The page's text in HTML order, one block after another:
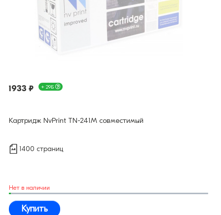
1933 ₽ + 29Б
Картридж NvPrint TN-241M совместимый
1400 страниц
Нет в наличии
Купить